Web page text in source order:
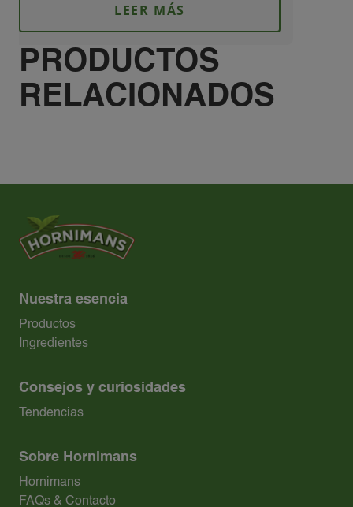
LEER MÁS
PRODUCTOS
RELACIONADOS
Nuestra esencia
Productos
Ingredientes
Consejos y curiosidades
Tendencias
Sobre Hornimans
Hornimans
FAQs & Contacto